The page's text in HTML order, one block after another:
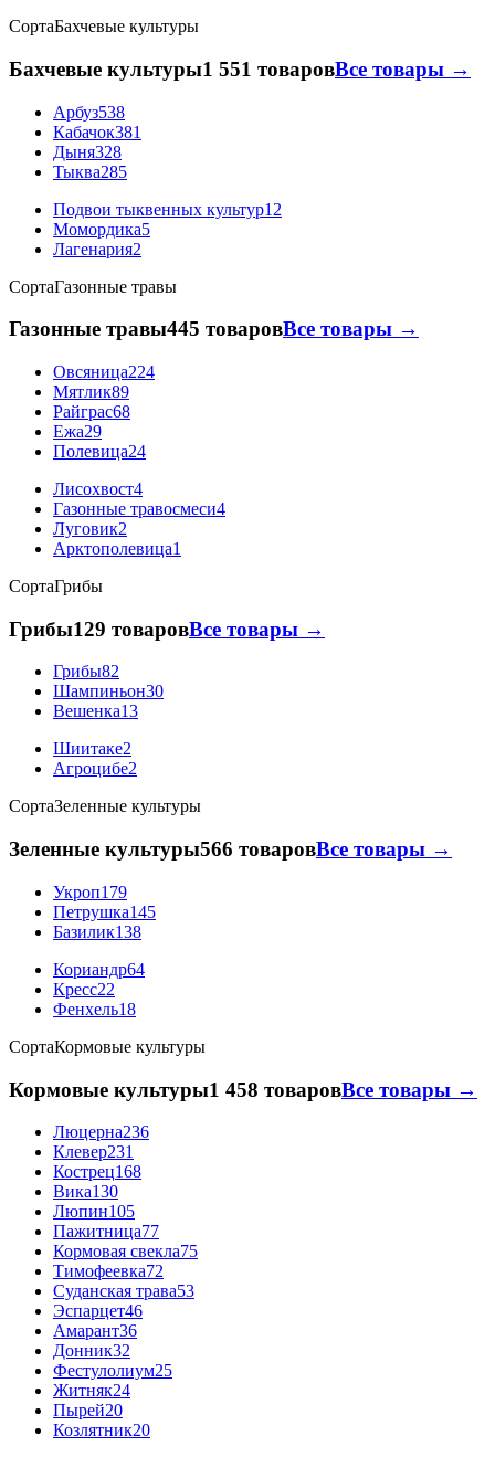
СортаБахчевые культуры
Бахчевые культуры1 551 товаровВсе товары →
Арбуз538
Кабачок381
Дыня328
Тыква285
Подвои тыквенных культур12
Момордика5
Лагенария2
СортаГазонные травы
Газонные травы445 товаровВсе товары →
Овсяница224
Мятлик89
Райграс68
Ежа29
Полевица24
Лисохвост4
Газонные травосмеси4
Луговик2
Арктополевица1
СортаГрибы
Грибы129 товаровВсе товары →
Грибы82
Шампиньон30
Вешенка13
Шиитаке2
Агроцибе2
СортаЗеленные культуры
Зеленные культуры566 товаровВсе товары →
Укроп179
Петрушка145
Базилик138
Кориандр64
Кресс22
Фенхель18
СортаКормовые культуры
Кормовые культуры1 458 товаровВсе товары →
Люцерна236
Клевер231
Кострец168
Вика130
Люпин105
Пажитница77
Кормовая свекла75
Тимофеевка72
Суданская трава53
Эспарцет46
Амарант36
Донник32
Фестулолиум25
Житняк24
Пырей20
Козлятник20